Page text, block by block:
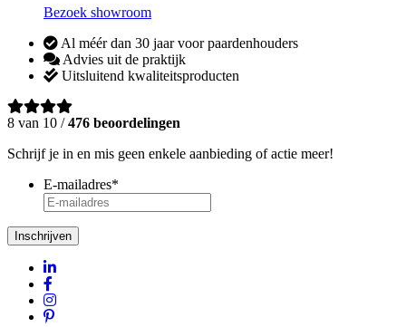
Bezoek showroom
Al méér dan 30 jaar voor paardenhouders
Advies uit de praktijk
Uitsluitend kwaliteitsproducten
8 van 10 /476 beoordelingen
Schrijf je in en mis geen enkele aanbieding of actie meer!
E-mailadres*
Inschrijven